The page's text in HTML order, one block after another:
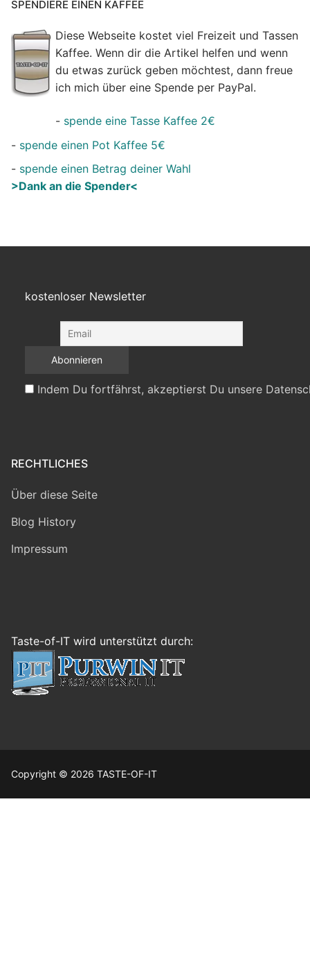
SPENDIERE EINEN KAFFEE
Diese Webseite kostet viel Freizeit und Tassen
Kaffee. Wenn dir die Artikel helfen und wenn
du etwas zurück geben möchtest, dann freue
ich mich über eine Spende per PayPal.
- spende eine Tasse Kaffee 2€
- spende einen Pot Kaffee 5€
- spende einen Betrag deiner Wahl
>Dank an die Spender<
kostenloser Newsletter
Indem Du fortfährst, akzeptierst Du unsere
RECHTLICHES
Über diese Seite
Blog History
Impressum
Taste-of-IT wird unterstützt durch:
Copyright © 2026 TASTE-OF-IT